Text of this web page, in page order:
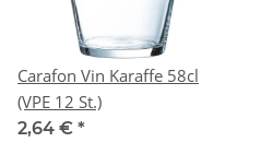
Carafon Vin Karaffe 58cl
(VPE 12 St.)
2,64 € *